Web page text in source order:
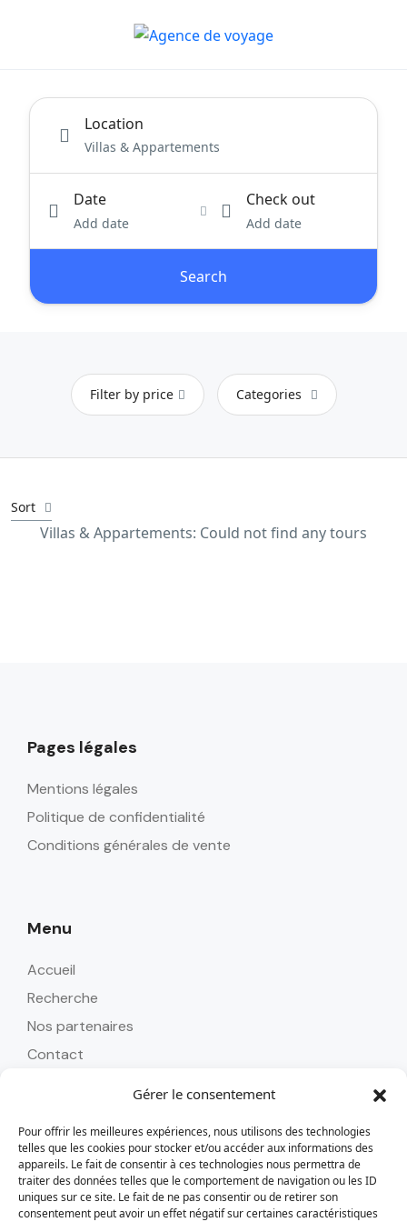
Gérer le consentement
Pour offrir les meilleures expériences, nous utilisons des technologies
telles que les cookies pour stocker et/ou accéder aux informations des
appareils. Le fait de consentir à ces technologies nous permettra de
traiter des données telles que le comportement de navigation ou les ID
uniques sur ce site. Le fait de ne pas consentir ou de retirer son
consentement peut avoir un effet négatif sur certaines caractéristiques
Location
Date
Add date
Check out
Add date
Search
Filter by price Categories
Sort
Villas & Appartements: Could not find any tours
Pages légales
Mentions légales
Politique de confidentialité
Conditions générales de vente
Menu
Accueil
Recherche
Nos partenaires
Contact
Contact
Tél : 0262 24 58 45
alizoavoyages@alizoavoyages.com